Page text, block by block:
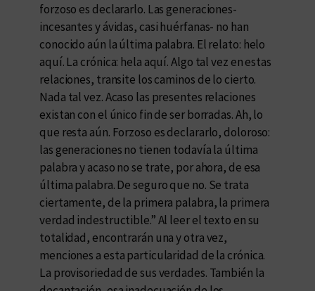
forzoso es declararlo. Las generaciones-
incesantes y ávidas, casi huérfanas- no han
conocido aún la última palabra. El relato: helo
aquí. La crónica: hela aquí. Algo tal vez en estas
relaciones, transite los caminos de lo cierto.
Nada tal vez. Acaso las presentes relaciones
existan con el único fin de ser borradas. Ah, lo
que resta aún. Forzoso es declararlo, doloroso:
las generaciones no tienen todavía la última
palabra y acaso no se trate, por ahora, de esa
última palabra. De seguro que no. Se trata
ciertamente, de la primera palabra, la primera
verdad indestructible.” Al leer el texto en su
totalidad, encontrarán una y otra vez,
menciones a esta particularidad de la crónica.
La provisoriedad de sus verdades. También la